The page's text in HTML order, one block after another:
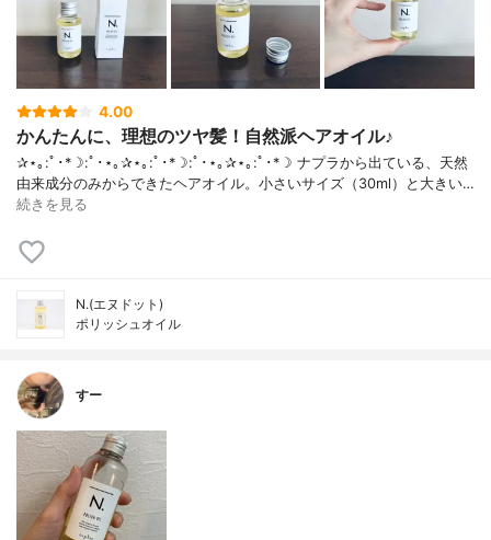
4.00
かんたんに、理想のツヤ髪！自然派ヘアオイル♪
✰⋆｡:ﾟ･*☽:ﾟ･⋆｡✰⋆｡:ﾟ･*☽:ﾟ･⋆｡✰⋆｡:ﾟ･*☽ ナプラから出ている、天然
由来成分のみからできたヘアオイル。小さいサイズ（30ml）と大きい…
続きを見る
N.(エヌドット)
ポリッシュオイル
すー